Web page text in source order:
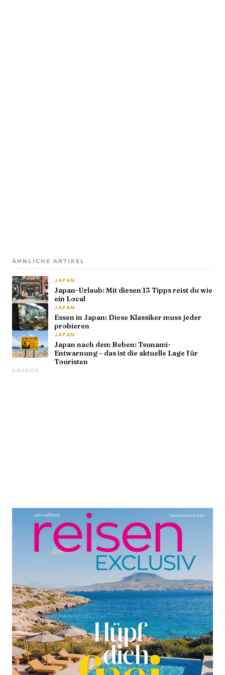
ÄHNLICHE ARTIKEL
JAPAN
Japan-Urlaub: Mit diesen 13 Tipps reist du wie
ein Local
JAPAN
Essen in Japan: Diese Klassiker muss jeder
probieren
JAPAN
Japan nach dem Beben: Tsunami-
Entwarnung – das ist die aktuelle Lage für
Touristen
ANZEIGE